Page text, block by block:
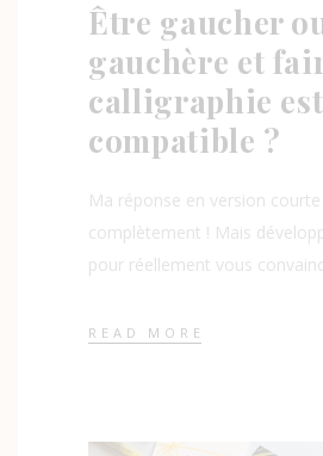
Être gaucher
gauchère et
calligraphie
compatible ?
Ma réponse en version
complètement ! Mais
pour réellement vous
READ MORE